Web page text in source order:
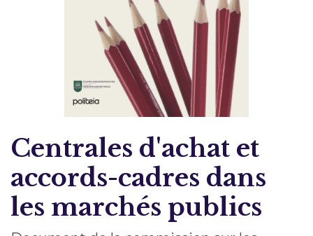
Centrales d'achat et
accords-cadres dans
les marchés publics